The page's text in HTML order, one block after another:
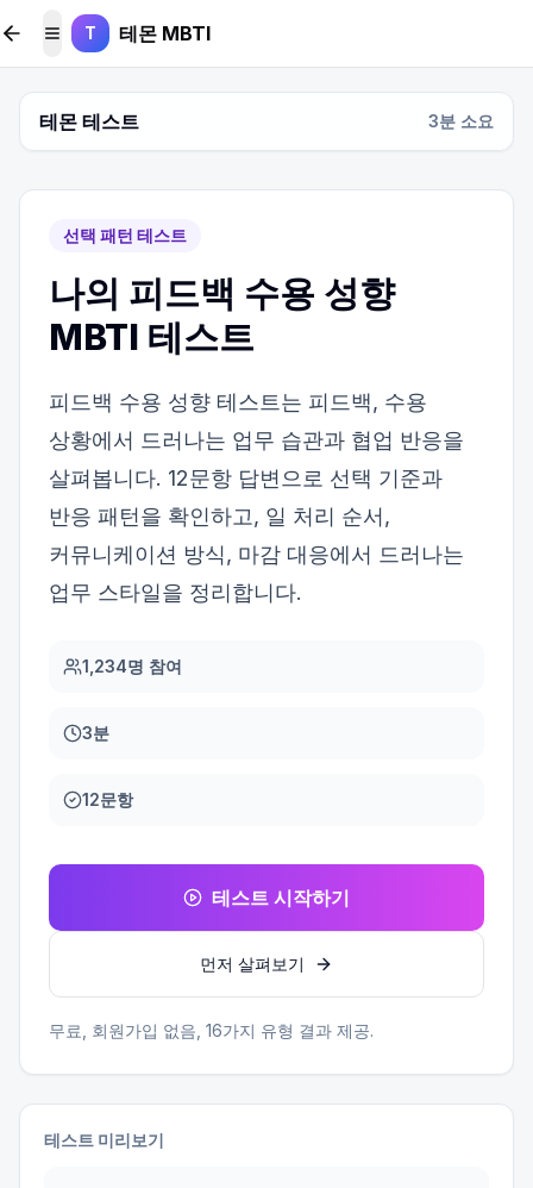
본문 바로가기
메뉴 토글
T 테몬 MBTI
테몬 테스트 3분 소요
선택 패턴 테스트
나의 피드백 수용 성향
MBTI 테스트
피드백 수용 성향 테스트는 피드백, 수용
상황에서 드러나는 업무 습관과 협업 반응을
살펴봅니다. 12문항 답변으로 선택 기준과
반응 패턴을 확인하고, 일 처리 순서,
커뮤니케이션 방식, 마감 대응에서 드러나는
업무 스타일을 정리합니다.
1,234명 참여
3분
12문항
테스트 시작하기
먼저 살펴보기
무료, 회원가입 없음, 16가지 유형 결과 제공.
테스트 미리보기